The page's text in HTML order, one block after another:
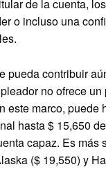
de la cuenta,
o incluso una
pueda contribuir
no ofrece
este marco, puede
hasta $ 15,650
capaz. Es más
($ 19,550) y